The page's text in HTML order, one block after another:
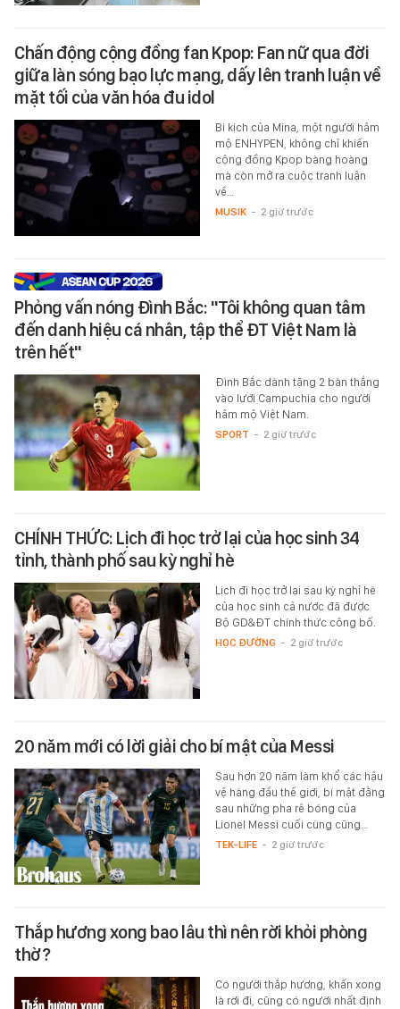
Chấn động cộng đồng fan Kpop: Fan nữ qua đời
giữa làn sóng bạo lực mạng, dấy lên tranh luận về
mặt tối của văn hóa đu idol
Bi kịch của Mina, một người hâm
mộ ENHYPEN, không chỉ khiến
cộng đồng Kpop bàng hoàng
mà còn mở ra cuộc tranh luận
về…
MUSIK - 2 giờ trước
Phỏng vấn nóng Đình Bắc: "Tôi không quan tâm
đến danh hiệu cá nhân, tập thể ĐT Việt Nam là
trên hết"
Đình Bắc dành tặng 2 bàn thắng
vào lưới Campuchia cho người
hâm mộ Việt Nam.
SPORT - 2 giờ trước
CHÍNH THỨC: Lịch đi học trở lại của học sinh 34
tỉnh, thành phố sau kỳ nghỉ hè
Lịch đi học trở lại sau kỳ nghỉ hè
của học sinh cả nước đã được
Bộ GD&ĐT chính thức công bố.
HỌC ĐƯỜNG - 2 giờ trước
20 năm mới có lời giải cho bí mật của Messi
Sau hơn 20 năm làm khổ các hậu
vệ hàng đầu thế giới, bí mật đằng
sau những pha rê bóng của
Lionel Messi cuối cùng cũng…
TEK-LIFE - 2 giờ trước
Thắp hương xong bao lâu thì nên rời khỏi phòng
thờ?
Có người thắp hương, khấn xong
là rời đi, cũng có người nhất định